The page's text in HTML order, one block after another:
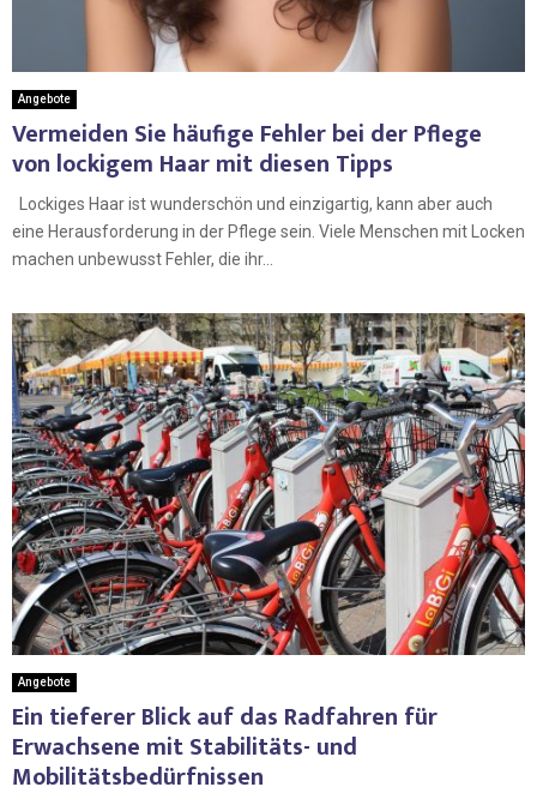
Angebote
Vermeiden Sie häufige Fehler bei der Pflege
von lockigem Haar mit diesen Tipps
Lockiges Haar ist wunderschön und einzigartig, kann aber auch
eine Herausforderung in der Pflege sein. Viele Menschen mit Locken
machen unbewusst Fehler, die ihr...
Angebote
Ein tieferer Blick auf das Radfahren für
Erwachsene mit Stabilitäts- und
Mobilitätsbedürfnissen